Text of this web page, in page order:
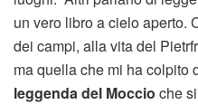
un vero libro a cielo aperto.
dei campi, alla vita del
ma quella che mi ha colpito
leggenda del Moccio che